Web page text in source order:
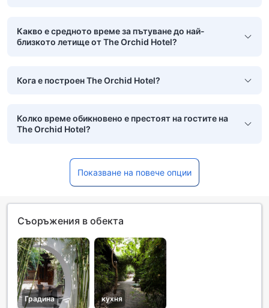
Какво е средното време за пътуване до най-
близкото летище от The Orchid Hotel?
Кога е построен The Orchid Hotel?
Колко време обикновено е престоят на гостите на
The Orchid Hotel?
Показване на повече опции
Съоръжения в обекта
Градина кухня